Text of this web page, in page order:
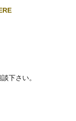
下さい。